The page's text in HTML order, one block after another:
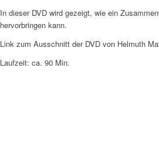
In dieser DVD wird gezeigt, wie ein
hervorbringen kann.
Link zum Ausschnitt der DVD von Helmuth
Laufzeit: ca. 90 Min.